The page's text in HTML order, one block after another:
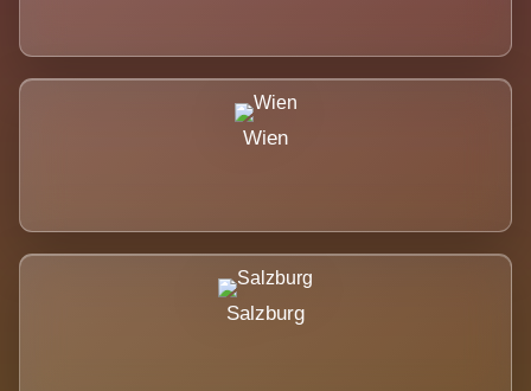
Wien
Salzburg